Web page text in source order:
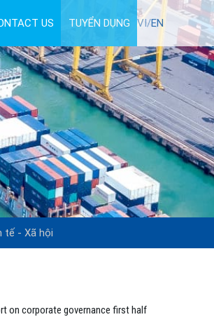
US TUYỂN DỤNG VI/EN
tế - Xã hội
on corporate governance first half